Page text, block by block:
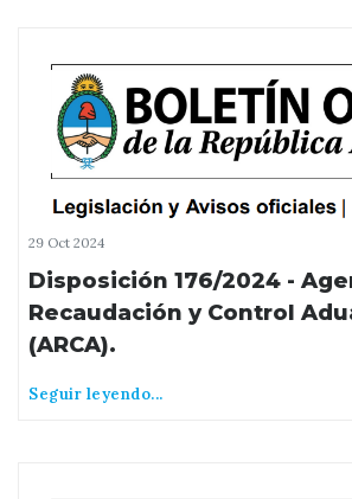
29 Oct 2024
Disposición 176/2024 -
Recaudación y Control
(ARCA).
Seguir leyendo...